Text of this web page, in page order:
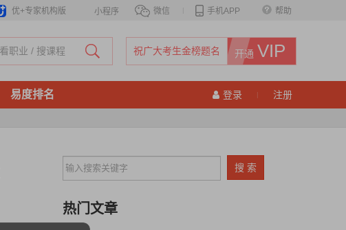
帮助
手机APP
微信
小程序
优+专家机构版
祝广大考生金榜题名 开通 VIP
易度排名 登录 | 注册
热门文章